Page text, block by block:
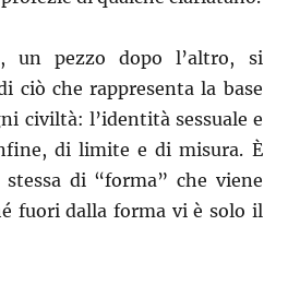
un pezzo dopo l’altro, si
ciò che rappresenta la base
civiltà: l’identità sessuale e
di limite e di misura. È
di “forma” che viene
fuori dalla forma vi è solo il